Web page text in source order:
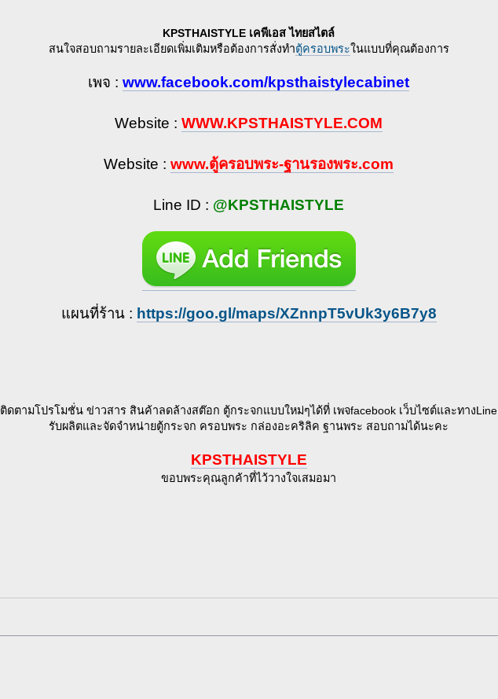
KPSTHAISTYLE เคพีเอส ไทยสไตล์
สนใจสอบถามรายละเอียดเพิ่มเติมหรือต้องการสั่งทำตู้ครอบพระในแบบที่คุณต้องการ
เพจ :www.facebook.com/kpsthaistylecabinet
Website :WWW.KPSTHAISTYLE.COM
Website :www.ตู้ครอบพระ-ฐานรองพระ.com
Line ID : @KPSTHAISTYLE
แผนที่ร้าน : https://goo.gl/maps/XZnnpT5vUk3y6B7y8
ติดตามโปรโมชั่น ข่าวสาร สินค้าลดล้างสต๊อก ตู้กระจกแบบใหม่ๆได้ที่ เพจfacebook เว็บไซต์และทางLine
รับผลิตและจัดจำหน่ายตู้กระจก ครอบพระ กล่องอะคริลิค ฐานพระ สอบถามได้นะคะ
KPSTHAISTYLE
ขอบพระคุณลูกค้าที่ไว้วางใจเสมอมา